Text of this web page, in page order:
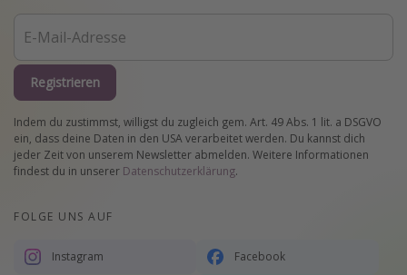
Registrieren
Indem du zustimmst, willigst du zugleich gem. Art. 49 Abs. 1 lit. a DSGVO
ein, dass deine Daten in den USA verarbeitet werden. Du kannst dich
jeder Zeit von unserem Newsletter abmelden. Weitere Informationen
findest du in unserer Datenschutzerklärung.
FOLGE UNS AUF
Instagram Facebook